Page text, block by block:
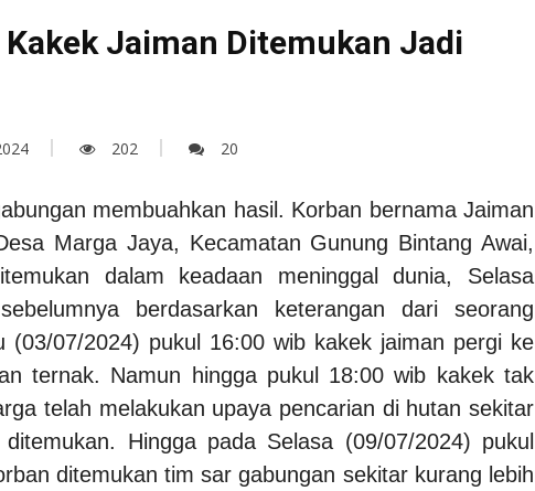
Jaiman Ditemukan Jadi
202 20
membuahkan hasil. Korban bernama Jaiman
Marga Jaya, Kecamatan Gunung Bintang Awai,
dalam keadaan meninggal dunia, Selasa
berdasarkan keterangan dari seorang
(03/07/2024) pukul 16:00 wib kakek jaiman pergi ke
ternak. Namun hingga pukul 18:00 wib kakek tak
telah melakukan upaya pencarian di hutan sekitar
Hingga pada Selasa (09/07/2024) pukul
ditemukan tim sar gabungan sekitar kurang lebih